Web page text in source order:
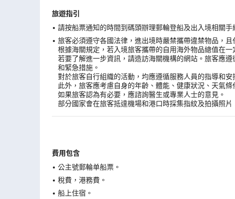
旅遊指引
請按船票通知的時間到碼頭辦理郵輪登船及出入境相關
旅客必須遵守各國法律，進出境時嚴禁攜帶違禁物品，且
根據海關規定，若入境旅客攜帶的自用海外物品總值在
若要了解進一步資訊，請造訪海關機構的網站。旅客應
和緊急措施。
對於旅客自行組織的活動，均應遵循服務人員的指導和安
此外，旅客應考慮自身的年齡、體能、健康狀況、天氣
如果旅客認為有必要，應諮詢醫生或專業人士的意見。
部分國家會在旅客抵達機場和港口時採集指紋及拍攝照
費用包含
公主號郵輪单船票。
稅費，港務費。
船上住宿。